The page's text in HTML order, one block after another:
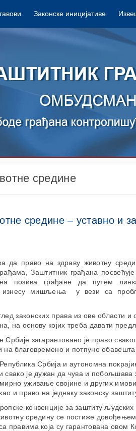
Законске иницијативе
средине
средине – уставно и
да право на здраву животну
Заштитник грађана
позива грађане да путем
изнесу мишљења у вези са
законских права из ове области и
на основу којих треба давати
Србије загарантовано је право
на благовремено и потпуно
Србија и аутономна
свако је дужан да чува и побољшава
уживање својине и других
и право на једнаку законску
конвенције за заштиту
средину се постиже довођењем
правима која су гарантована овом